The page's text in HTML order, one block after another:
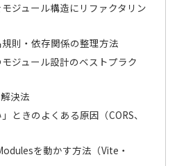
ジュール構造にリファクタリン
則・依存関係の整理方法
ジュール設計のベストプラク
決法
ときのよくある原因（CORS、
を動かす方法（Vite・